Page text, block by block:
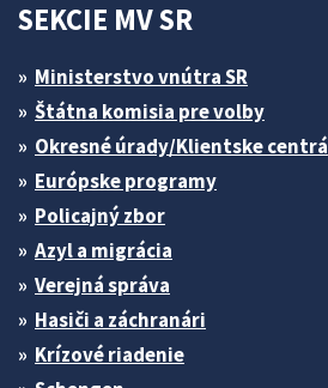
SEKCIE MV SR
Ministerstvo vnútra SR
Štátna komisia pre volby
Okresné úrady/Klientske centrá
Európske programy
Policajný zbor
Azyl a migrácia
Verejná správa
Hasiči a záchranári
Krízové riadenie